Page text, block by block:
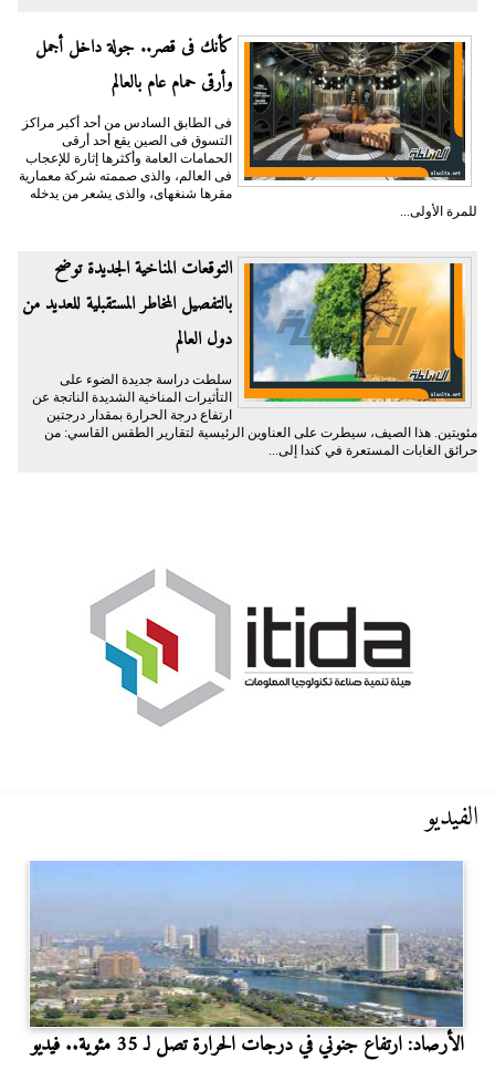
كأنك فى قصر.. جولة داخل أجمل
وأرقى حمام عام بالعالم
فى الطابق السادس من أحد أكبر مراكز
التسوق فى الصين يقع أحد أرقى
الحمامات العامة وأكثرها إثارة للإعجاب
فى العالم، والذى صممته شركة معمارية
مقرها شنغهاى، والذى يشعر من يدخله
للمرة الأولى...
التوقعات المناخية الجديدة توضح
بالتفصيل المخاطر المستقبلية للعديد من
دول العالم
سلطت دراسة جديدة الضوء على
التأثيرات المناخية الشديدة الناتجة عن
ارتفاع درجة الحرارة بمقدار درجتين
مئويتين. هذا الصيف، سيطرت على العناوين الرئيسية لتقارير الطقس القاسي: من
حرائق الغابات المستعرة في كندا إلى...
الفيديو
الأرصاد: ارتفاع جنوني في درجات الحرارة تصل لـ 35 مئوية.. فيديو